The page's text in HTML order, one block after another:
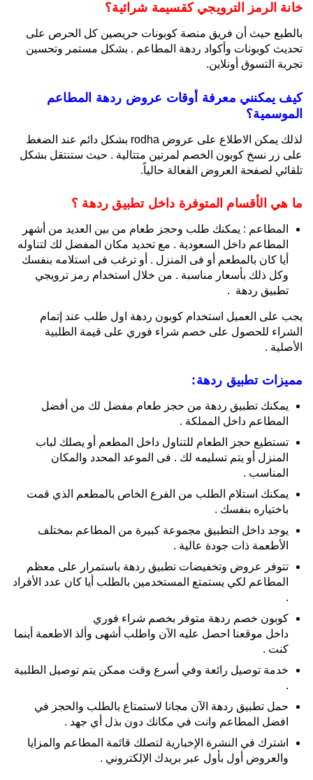
خانة الرمز الترويجي كقسيمة شرائية؟
بالطبع حيث أن فريق منصة كوبونات حريصين كل الحرص على
تحديث كوبونات وأكواد ردهة المطاعم . بشكل مستمر وتحسين
تجربة التسوق أونلاين.
كيف يمكنني معرفة أوقات عروض ردهة المطاعم
الموسمية؟
لذلك يمكن الاطلاع على عروض rodha بشكل دائم عند الضغط
على زر نسخ كوبون الخصم لمرتين متتالية . حيث ستنتقل بشكل
تلقائي لصفحة العروض الفعالة حالياً.
ما هي الأقسام المتوفرة داخل تطبيق ردهة ؟
المطاعم : يمكنك طلب وحجز طعام من بين العديد من أشهر
المطاعم داخل السعودية . مع تحديد مكان المفضل لك لتناوله
أيا كان بالمطعم أو فى المنزل . أو ترغب فى استلامه بنفسك
وكل ذلك بأسعار مناسبة . من خلال استخدام رمز ترويجي
تطبيق ردهة .
يجب على العميل استخدام كوبون ردهة اول طلب عند إتمام
الشراء للحصول على خصم شراء فوري على قيمة الطلبية
الأصلية .
مميزات تطبيق ردهة:
يمكنك تطبيق ردهة من حجز طعام مفضل لك من أفضل
المطاعم داخل المملكة .
تستطيع حجز الطعام للتناول داخل المطعم أو يصلك لباب
المنزل أو يتم تسليمه لك . فى الموعد المحدد والمكان
المناسب .
يمكنك استلام الطلب من الفرع الخاص بالمطعم الذي قمت
باختياره بنفسك .
يوجد داخل التطبيق مجموعة كبيرة من المطاعم بمختلف
الأطعمة ذات جودة عالية .
تتوفر عروض وتخفيضات تطبيق ردهة باستمرار على معظم
المطاعم لكي يستمتع المستخدمين بالطلب أيا كان عدد الأفراد
.
كوبون خصم ردهة متوفر بخصم شراء فوري
داخل موقعنا احصل عليه الآن واطلب أشهى وألذ الاطعمة أينما
كنت .
خدمة توصيل رائعة وفي أسرع وقت ممكن يتم توصيل الطلبية
.
حمل تطبيق ردهة الآن مجانا لاستمتاع بالطلب والحجز في
افضل المطاعم وانت في مكانك دون بذل أي جهد .
اشترك في النشرة الإخبارية لتصلك قائمة المطاعم والمزايا
والعروض أول بأول عبر بريدك الإلكتروني .